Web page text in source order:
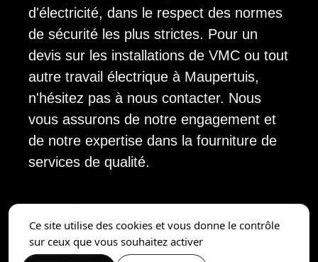
d'électricité, dans le respect des normes
de sécurité les plus strictes. Pour un
devis sur les installations de VMC ou tout
autre travail électrique à Maupertuis,
n'hésitez pas à nous contacter. Nous
vous assurons de notre engagement et
de notre expertise dans la fourniture de
services de qualité.
Ce site utilise des cookies et vous donne le contrôle
sur ceux que vous souhaitez activer